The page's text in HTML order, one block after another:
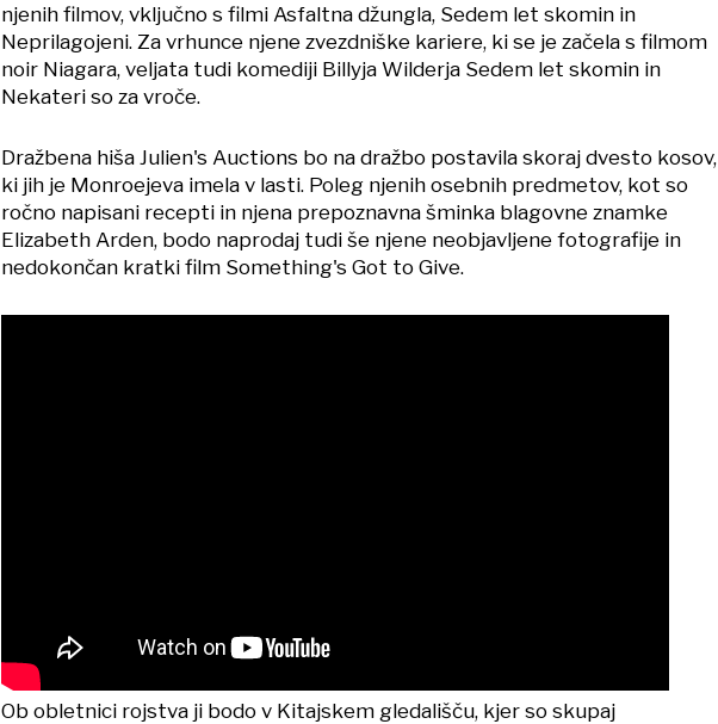
njenih filmov, vključno s filmi Asfaltna džungla, Sedem let skomin in
Neprilagojeni. Za vrhunce njene zvezdniške kariere, ki se je začela s filmom
noir Niagara, veljata tudi komediji Billyja Wilderja Sedem let skomin in
Nekateri so za vroče.
Dražbena hiša Julien's Auctions bo na dražbo postavila skoraj dvesto kosov,
ki jih je Monroejeva imela v lasti. Poleg njenih osebnih predmetov, kot so
ročno napisani recepti in njena prepoznavna šminka blagovne znamke
Elizabeth Arden, bodo naprodaj tudi še njene neobjavljene fotografije in
nedokončan kratki film Something's Got to Give.
Ob obletnici rojstva ji bodo v Kitajskem gledališču, kjer so skupaj